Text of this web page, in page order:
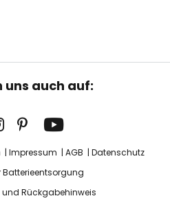
uns auch auf:
Impressum AGB
Datenschutz
Batterieentsorgung
Rückgabehinweis